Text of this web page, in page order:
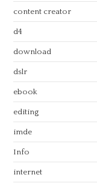
content creator
d4
download
dslr
ebook
editing
imde
Info
internet